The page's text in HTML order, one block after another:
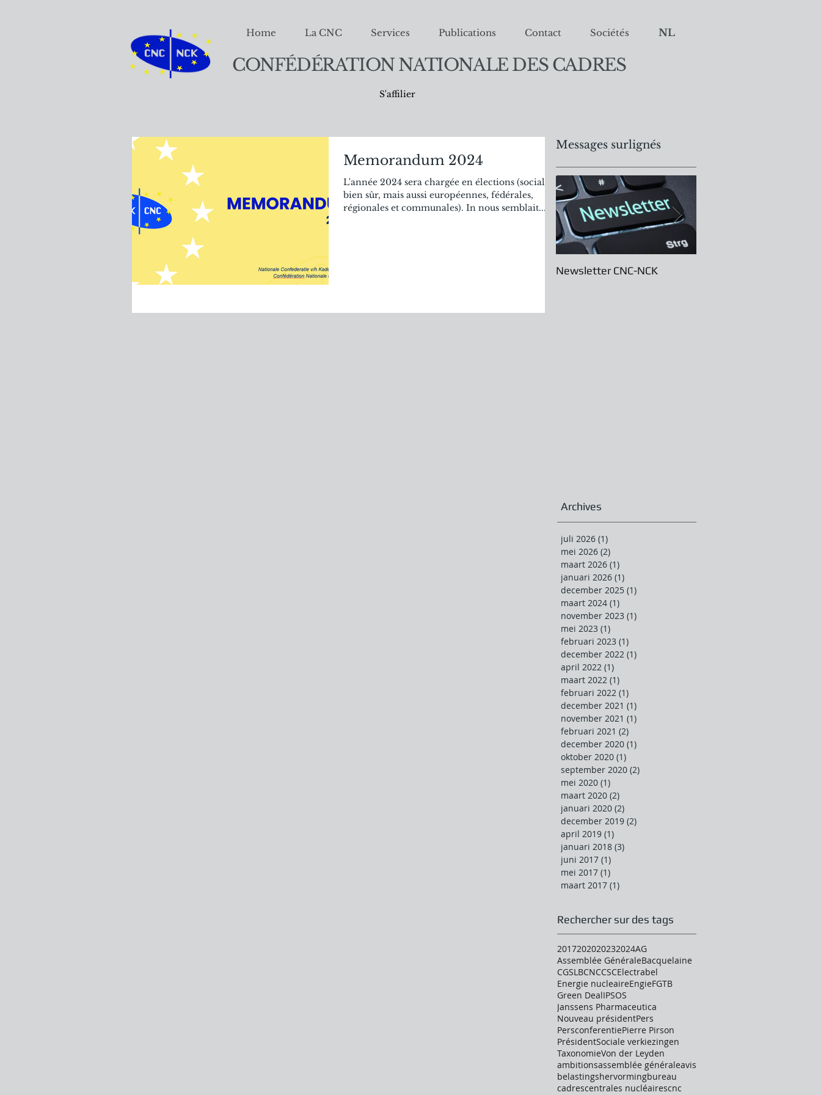
Home La CNC Services Publications Contact Sociétés NL
CONFÉDÉRATION NATIONALE DES CADRES
S'affilier
Memorandum 2024
L'année 2024 sera chargée en élections (sociales
bien sûr, mais aussi européennes, fédérales,
régionales et communales). In nous semblait...
Messages surlignés
Newsletter CNC-NCK
Archives
juli 2026 (1)
mei 2026 (2)
maart 2026 (1)
januari 2026 (1)
december 2025 (1)
maart 2024 (1)
november 2023 (1)
mei 2023 (1)
februari 2023 (1)
december 2022 (1)
april 2022 (1)
maart 2022 (1)
februari 2022 (1)
december 2021 (1)
november 2021 (1)
februari 2021 (2)
december 2020 (1)
oktober 2020 (1)
september 2020 (2)
mei 2020 (1)
maart 2020 (2)
januari 2020 (2)
december 2019 (2)
april 2019 (1)
januari 2018 (3)
juni 2017 (1)
mei 2017 (1)
maart 2017 (1)
Rechercher sur des tags
2017202020232024AG
Assemblée GénéraleBacquelaine
CGSLBCNCCSCElectrabel
Energie nucleaireEngieFGTB
Green DealIPSOS
Janssens Pharmaceutica
Nouveau présidentPers
PersconferentiePierre Pirson
PrésidentSociale verkiezingen
TaxonomieVon der Leyden
ambitionsassemblée généraleavis
belastingshervormingbureau
cadrescentrales nucléairescnc